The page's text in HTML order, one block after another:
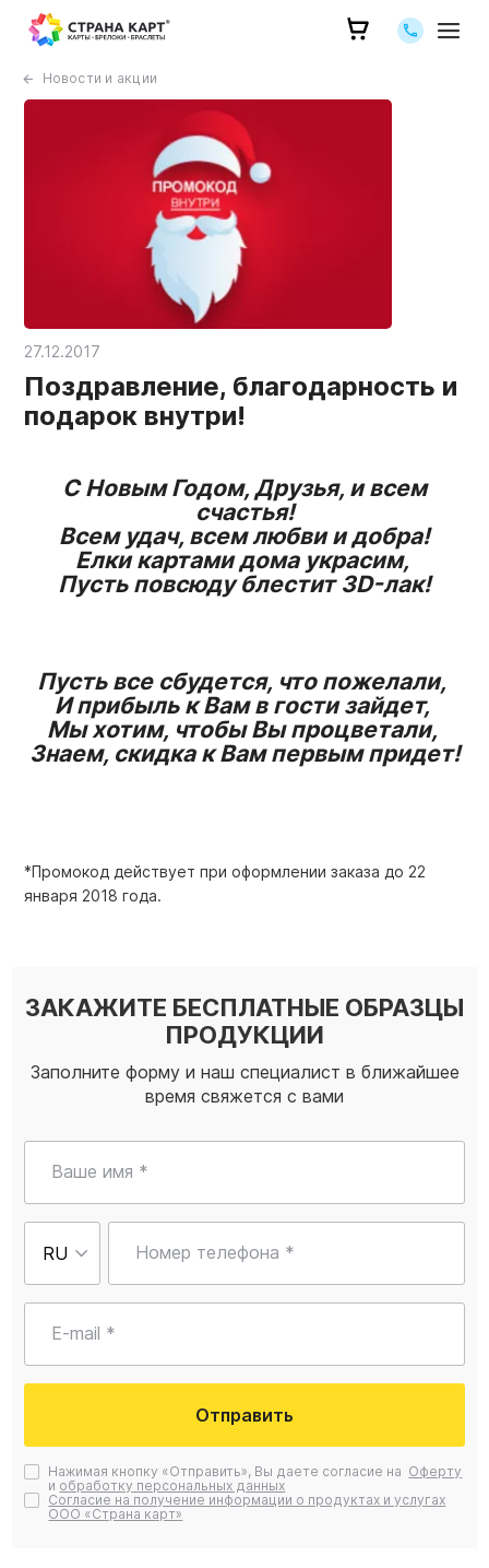
Позвоните
Новости и акции
27.12.2017
Поздравление, благодарность и
подарок внутри!
С Новым Годом, Друзья, и всем
счастья!
Всем удач, всем любви и добра!
Елки картами дома украсим,
Пусть повсюду блестит 3D-лак!
Пусть все сбудется, что пожелали,
И прибыль к Вам в гости зайдет,
Мы хотим, чтобы Вы процветали,
Знаем, скидка к Вам первым придет!
*Промокод действует при оформлении заказа до 22
января 2018 года.
ЗАКАЖИТЕ БЕСПЛАТНЫЕ ОБРАЗЦЫ
ПРОДУКЦИИ
Заполните форму и наш специалист в ближайшее
время свяжется с вами
Ваше имя *
Номер телефона *
E-mail *
Отправить
Нажимая кнопку «Отправить», Вы даете согласие на Оферту
и обработку персональных данных
Согласие на получение информации о продуктах и услугах
ООО «Страна карт»